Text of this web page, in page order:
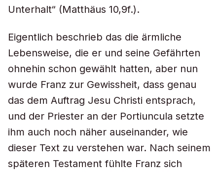
Unterhalt“ (Matthäus 10,9f.).
Eigentlich beschrieb das die ärmliche
Lebensweise, die er und seine Gefährten
ohnehin schon gewählt hatten, aber nun
wurde Franz zur Gewissheit, dass genau
das dem Auftrag Jesu Christi entsprach,
und der Priester an der Portiuncula setzte
ihm auch noch näher auseinander, wie
dieser Text zu verstehen war. Nach seinem
späteren Testament fühlte Franz sich